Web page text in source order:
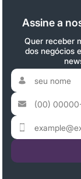
Assine a
Quer receber
dos negócios